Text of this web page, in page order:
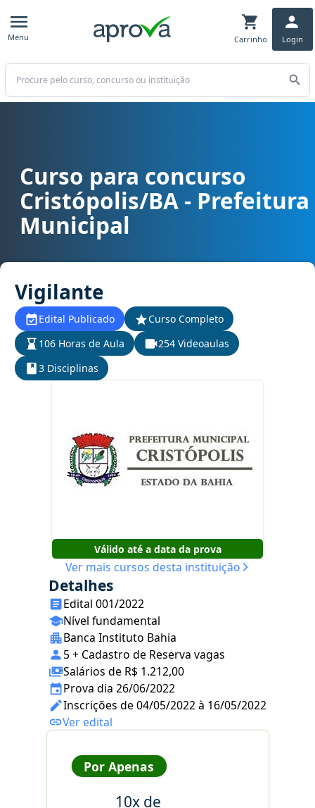
Menu Carrinho Login
Buscar
Curso para concurso Cristópolis/BA - Prefeitura Municipal cargo
Curso para concurso
Cristópolis/BA - Prefeitura
Municipal
Vigilante
Edital Publicado
Curso Completo
106 Horas de Aula
254 Videoaulas
3 Disciplinas
Válido até a data da prova
Ver mais cursos desta instituição
Detalhes
Edital 001/2022
Nível fundamental
Banca Instituto Bahia
5 + Cadastro de Reserva vagas
Salários de R$ 1.212,00
Prova dia 26/06/2022
Inscrições de 04/05/2022 à 16/05/2022
Ver edital
Por Apenas
10x de